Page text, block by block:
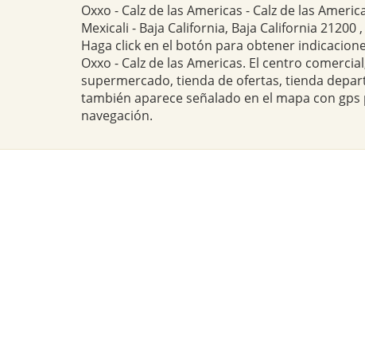
Oxxo - Calz de las Americas - Calz de las
Mexicali - Baja California, Baja California 21200
Haga click en el botón para obtener
Oxxo - Calz de las Americas. El centro
supermercado, tienda de ofertas, tienda
también aparece señalado en el mapa con gps
navegación.